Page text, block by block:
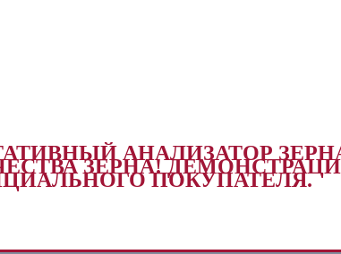
АНАЛИЗАТОР
ЗЕРНА!
ПОКУПАТЕЛЯ.